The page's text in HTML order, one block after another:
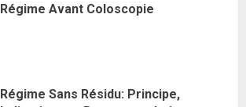
Régime Avant Coloscopie
Régime Sans Résidu: Principe,